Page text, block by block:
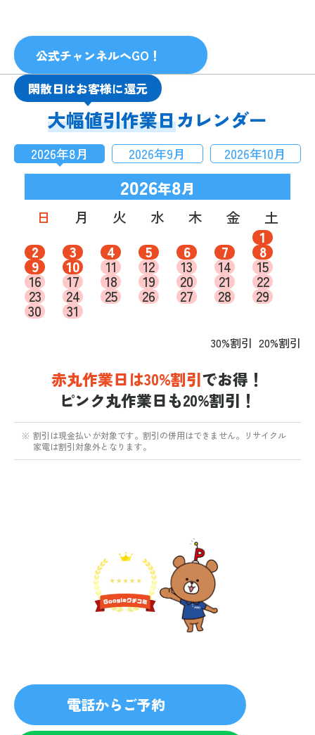
公式チャンネルへGO！
閑散日はお客様に還元
大幅値引作業日カレンダー
2026年8月 2026年9月 2026年10月
2026年8月
日
月 火 水 木 金
土
1
2 3 4 5 6 7 8
9 10 11 12 13 14 15
16 17 18 19 20 21 22
23 24 25 26 27 28 29
30 31
30%割引 20%割引
赤丸作業日は30%割引でお得！
ピンク丸作業日も20%割引！
※ 割引は現金払いが対象です。割引の併用はできません。リサイクル
家電は割引対象外となります。
電話からご予約